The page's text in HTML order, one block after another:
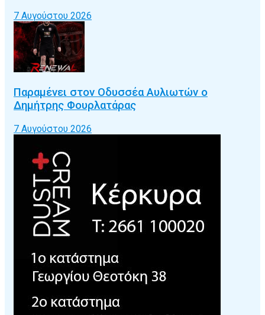
7 Αυγούστου 2026
Παραμένει στον Οδυσσέα Αυλιωτών ο
Δημήτρης Φουρλατάρας
7 Αυγούστου 2026